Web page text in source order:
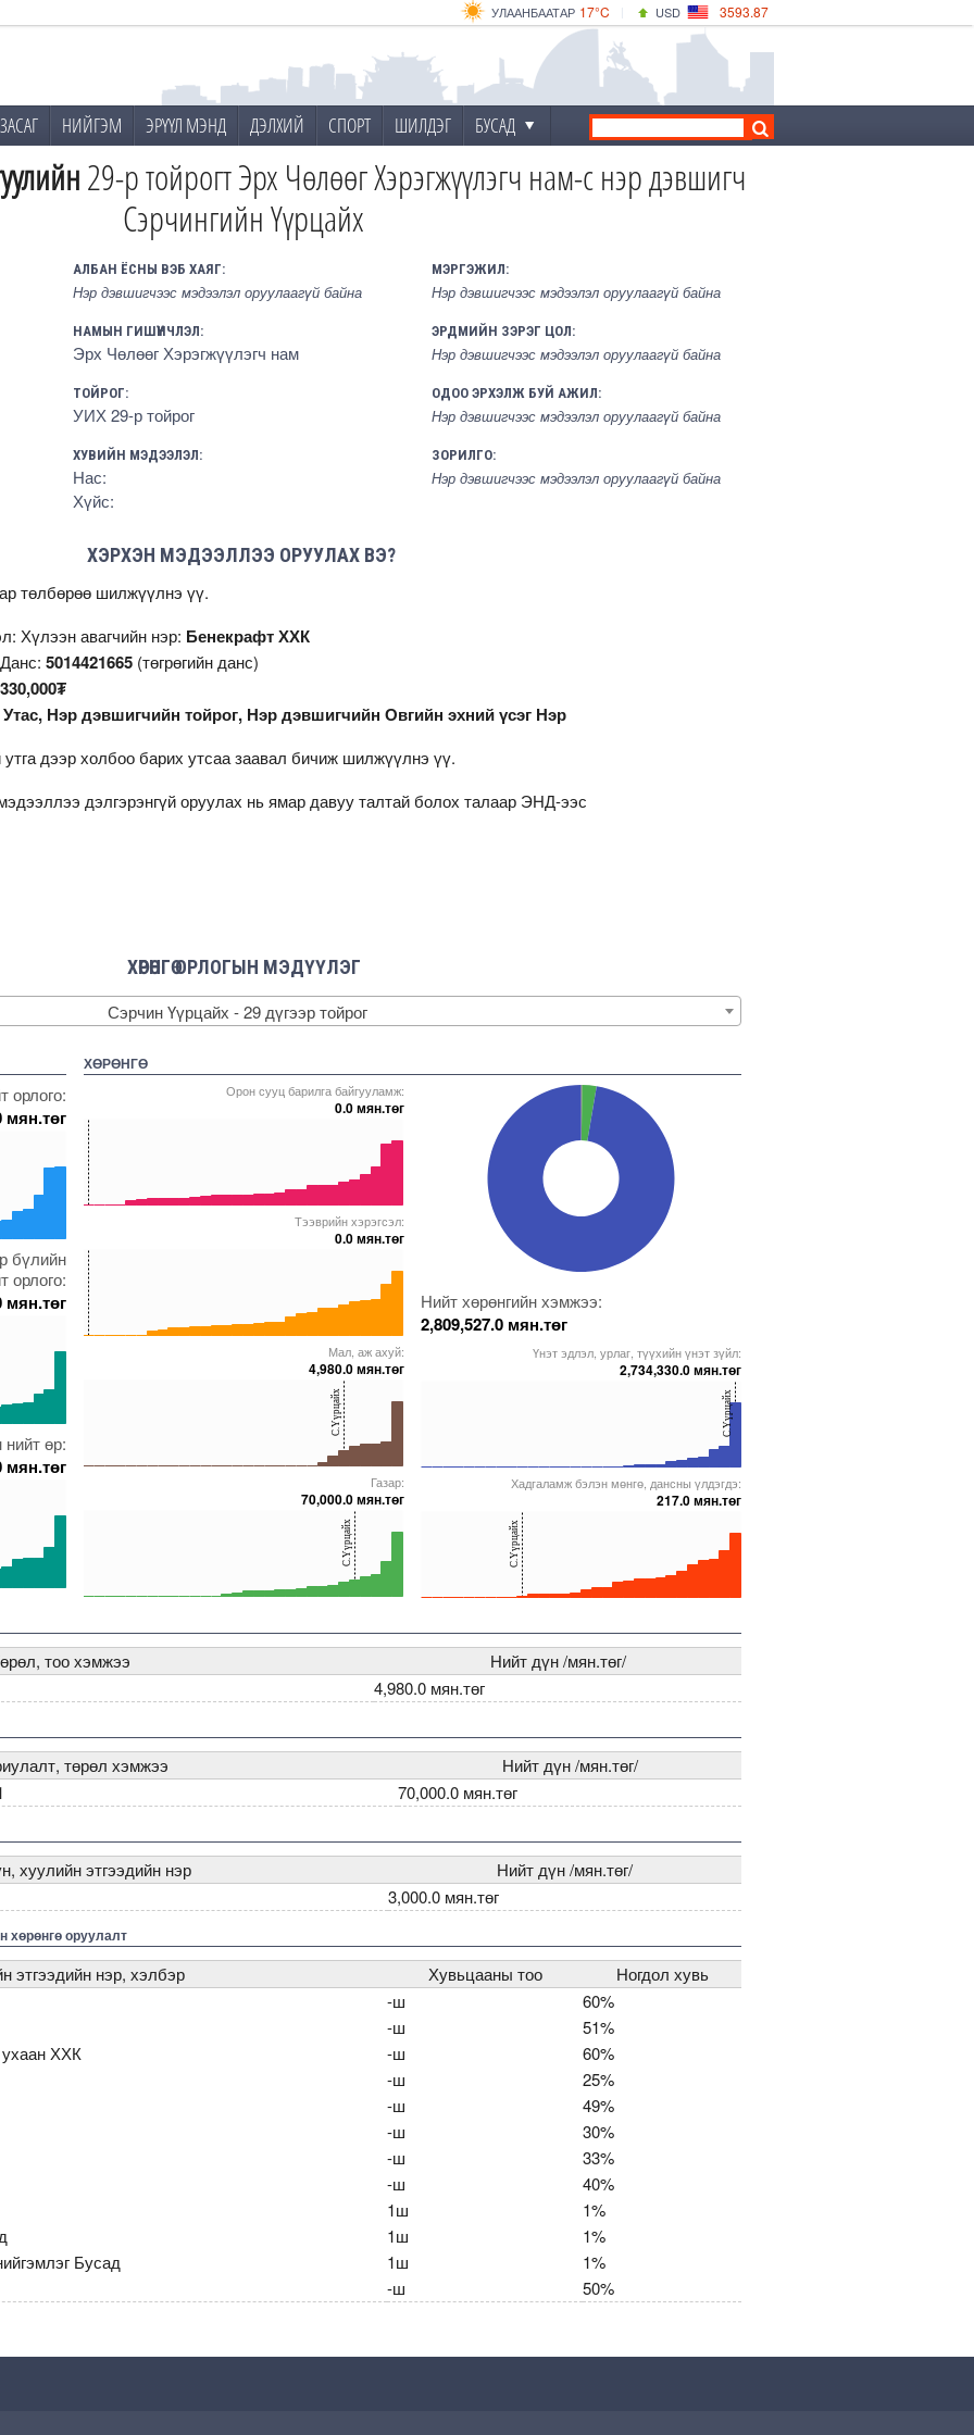
17°C
УЛААНБААТАР
22°C
ДАРХАН
17°C
ЭРДЭНЭТ
USD 3593.87
4141.04
НИЙГЭМ ЭРҮҮЛ МЭНД ДЭЛХИЙ СПОРТ ШИЛДЭГ БУСАД
29-р тойрогт Эрх Чөлөөг Хэрэгжүүлэгч нам-с нэр дэвшигч
Сэрчингийн Үүрцайх
АЛБАН ЁСНЫ ВЭБ ХАЯГ:
Нэр дэвшигчээс мэдээлэл оруулаагүй байна
НАМЫН ГИШҮҮНЧЛЭЛ:
Эрх Чөлөөг Хэрэгжүүлэгч нам
ТОЙРОГ:
УИХ 29-р тойрог
ХУВИЙН МЭДЭЭЛЭЛ:
Нас:
Хүйс:
МЭРГЭЖИЛ:
Нэр дэвшигчээс мэдээлэл оруулаагүй байна
ЭРДМИЙН ЗЭРЭГ ЦОЛ:
Нэр дэвшигчээс мэдээлэл оруулаагүй байна
ОДОО ЭРХЭЛЖ БУЙ АЖИЛ:
Нэр дэвшигчээс мэдээлэл оруулаагүй байна
ЗОРИЛГО:
Нэр дэвшигчээс мэдээлэл оруулаагүй байна
ХЭРХЭН МЭДЭЭЛЛЭЭ ОРУУЛАХ ВЭ?
төлбөрөө шилжүүлнэ үү.
Хүлээн авагчийн нэр: Бенекрафт ХХК
5014421665 (төгрөгийн данс)
330,000₮
Утас, Нэр дэвшигчийн тойрог, Нэр дэвшигчийн Овгийн эхний үсэг Нэр
дээр холбоо барих утсаа заавал бичиж шилжүүлнэ үү.
дэлгэрэнгүй оруулах нь ямар давуу талтай болох талаар ЭНД-ээс
ХӨРӨНГӨ ОРЛОГЫН МЭДҮҮЛЭГ
Сэрчин Үүрцайх - 29 дүгээр тойрог
орлого:
мян.төг
бүлийн
орлого:
мян.төг
нийт өр:
мян.төг
ХӨРӨНГӨ
Орон сууц барилга байгууламж:
0.0 мян.төг
500000000000000527159050000000000000052715855000000000000005229297
20
40
Тээврийн хэрэгсэл:
0.0 мян.төг
5000000000000005271975 50000000000000052715815000000000000005237251
Мал, аж ахуй:
4,980.0 мян.төг
50000000000000052372515000000000000005272018
С.Үүрцайх
0
20
Газар:
70,000.0 мян.төг
С.Үүрцайх
Нийт хөрөнгийн хэмжээ:
2,809,527.0 мян.төг
Үнэт эдлэл, урлаг, түүхийн үнэт зүйл:
2,734,330.0 мян.төг
50000000000000052716645000000000000005237249500000000000000527193350000000000000052721795000000000000005271579
С.Үүрцайх
0
Хадгаламж бэлэн мөнгө, дансны үлдэгдэ:
217.0 мян.төг
С.Үүрцайх
0
тоо хэмжээ
Нийт дүн /мян.төг/
4,980.0 мян.төг
төрөл хэмжээ
Нийт дүн /мян.төг/
70,000.0 мян.төг
хуулийн этгээдийн нэр
Нийт дүн /мян.төг/
3,000.0 мян.төг
хөрөнгө оруулалт
этгээдийн нэр, хэлбэр Хувьцааны тоо
Ногдол хувь
-ш
60%
-ш
51%
ХХК
-ш
60%
-ш
25%
-ш
49%
-ш
30%
-ш
33%
-ш
40%
1ш
1%
1ш
1%
Бусад
1ш
1%
-ш 50%